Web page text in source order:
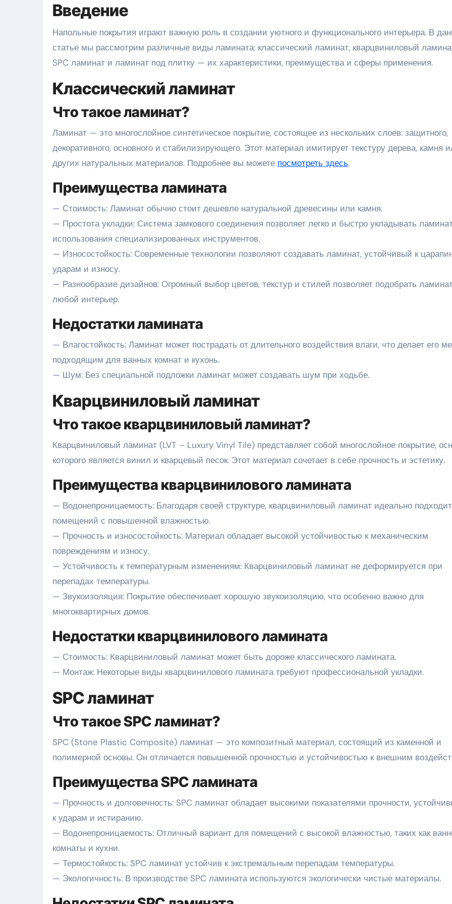
Введение
Напольные покрытия играют важную роль в создании уютного и функционального интерьера. В данной
статье мы рассмотрим различные виды ламината: классический ламинат, кварцвиниловый
SPC ламинат и ламинат под плитку — их характеристики, преимущества и сферы применения.
Классический ламинат
Что такое ламинат?
Ламинат — это многослойное синтетическое покрытие, состоящее из нескольких слоев: защитного,
декоративного, основного и стабилизирующего. Этот материал имитирует текстуру дерева, камня
других натуральных материалов. Подробнее вы можете посмотреть здесь.
Преимущества ламината
— Стоимость: Ламинат обычно стоит дешевле натуральной древесины или камня.
— Простота укладки: Система замкового соединения позволяет легко и быстро укладывать
использования специализированных инструментов.
— Износостойкость: Современные технологии позволяют создавать ламинат, устойчивый к
ударам и износу.
— Разнообразие дизайнов: Огромный выбор цветов, текстур и стилей позволяет подобрать
любой интерьер.
Недостатки ламината
— Влагостойкость: Ламинат может пострадать от длительного воздействия влаги, что делает его
подходящим для ванных комнат и кухонь.
— Шум: Без специальной подложки ламинат может создавать шум при ходьбе.
Кварцвиниловый ламинат
Что такое кварцвиниловый ламинат?
Кварцвиниловый ламинат (LVT – Luxury Vinyl Tile) представляет собой многослойное покрытие,
которого является винил и кварцевый песок. Этот материал сочетает в себе прочность и эстетику.
Преимущества кварцвинилового ламината
— Водонепроницаемость: Благодаря своей структуре, кварцвиниловый ламинат идеально
помещений с повышенной влажностью.
— Прочность и износостойкость: Материал обладает высокой устойчивостью к механическим
повреждениям и износу.
— Устойчивость к температурным изменениям: Кварцвиниловый ламинат не деформируется при
перепадах температуры.
— Звукоизоляция: Покрытие обеспечивает хорошую звукоизоляцию, что особенно важно для
многоквартирных домов.
Недостатки кварцвинилового ламината
— Стоимость: Кварцвиниловый ламинат может быть дороже классического ламината.
— Монтаж: Некоторые виды кварцвинилового ламината требуют профессиональной укладки.
SPC ламинат
Что такое SPC ламинат?
SPC (Stone Plastic Composite) ламинат — это композитный материал, состоящий из каменной и
полимерной основы. Он отличается повышенной прочностью и устойчивостью к внешним
Преимущества SPC ламината
— Прочность и долговечность: SPC ламинат обладает высокими показателями прочности,
к ударам и истиранию.
— Водонепроницаемость: Отличный вариант для помещений с высокой влажностью, таких как
комнаты и кухни.
— Термостойкость: SPC ламинат устойчив к экстремальным перепадам температуры.
— Экологичность: В производстве SPC ламината используются экологически чистые материалы.